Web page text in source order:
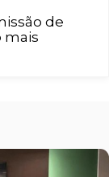
de
mais